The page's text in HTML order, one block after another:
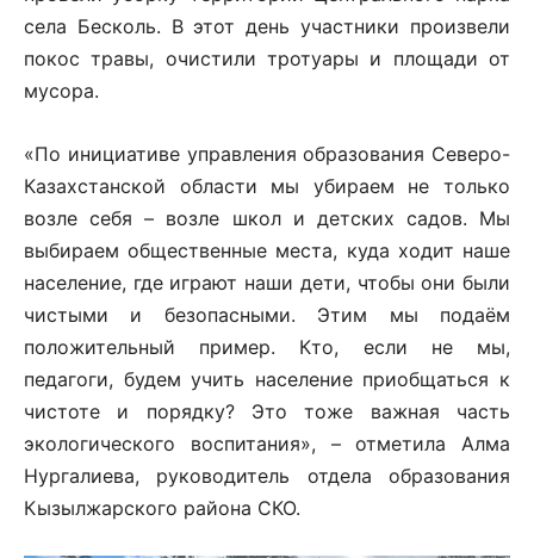
села Бесколь. В этот день участники произвели
покос травы, очистили тротуары и площади от
мусора.
«По инициативе управления образования Северо-
Казахстанской области мы убираем не только
возле себя – возле школ и детских садов. Мы
выбираем общественные места, куда ходит наше
население, где играют наши дети, чтобы они были
чистыми и безопасными. Этим мы подаём
положительный пример. Кто, если не мы,
педагоги, будем учить население приобщаться к
чистоте и порядку? Это тоже важная часть
экологического воспитания», – отметила Алма
Нургалиева, руководитель отдела образования
Кызылжарского района СКО.